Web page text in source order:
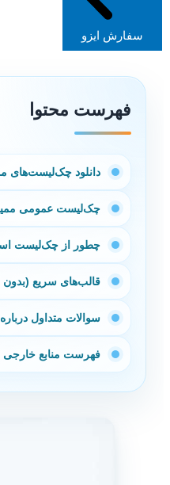
سفارش ایزو
فهرست محتوا
دانلود چک‌لیست‌های
چک‌لیست عمومی
چطور از چک‌لیست
قالب‌های سریع (بدون
سوالات متداول
فهرست منابع خارجی